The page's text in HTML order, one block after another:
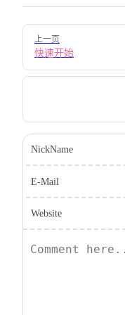
Pager
上一页
快速开始
NickName
E-Mail
Website